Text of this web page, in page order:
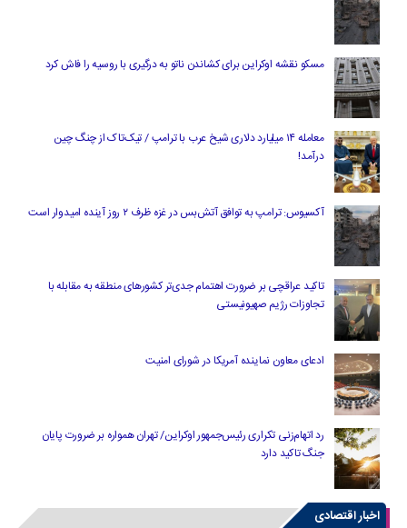
مسکو نقشه اوکراین برای کشاندن ناتو به درگیری با روسیه را فاش کرد
معامله ۱۴ میلیارد دلاری شیخ عرب با ترامپ / تیک‌تاک از چنگ چین
درآمد!
آکسیوس: ترامپ به توافق آتش‌بس در غزه ظرف ۲ روز آینده امیدوار است
تاکید عراقچی بر ضرورت اهتمام جدی‌تر کشورهای منطقه به مقابله با
تجاوزات رژیم صهیونیستی
ادعای معاون نماینده آمریکا در شورای امنیت
رد اتهام‌زنی تکراری رئیس‌جمهور اوکراین/ تهران همواره بر ضرورت پایان
جنگ تاکید دارد
اخبار اقتصادی